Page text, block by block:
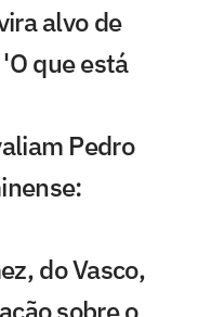
alvo de
que está
Pedro
do Vasco,